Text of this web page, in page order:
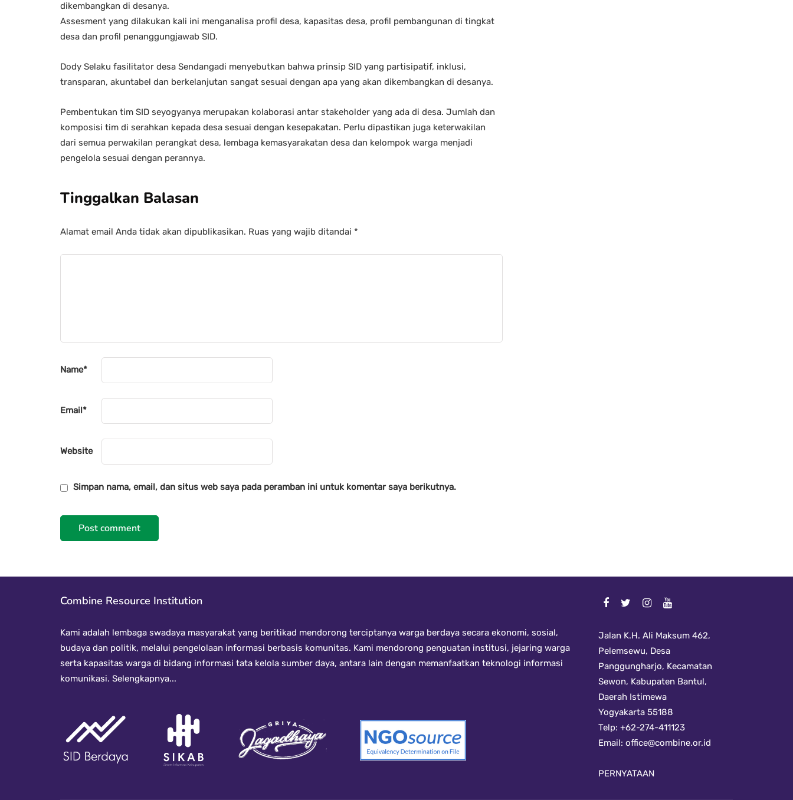
dikembangkan di desanya.
Assesment yang dilakukan kali ini menganalisa profil desa, kapasitas desa, profil pembangunan di tingkat
desa dan profil penanggungjawab SID.
Dody Selaku fasilitator desa Sendangadi menyebutkan bahwa prinsip SID yang partisipatif, inklusi,
transparan, akuntabel dan berkelanjutan sangat sesuai dengan apa yang akan dikembangkan di desanya.
Pembentukan tim SID seyogyanya merupakan kolaborasi antar stakeholder yang ada di desa. Jumlah dan
komposisi tim di serahkan kepada desa sesuai dengan kesepakatan. Perlu dipastikan juga keterwakilan
dari semua perwakilan perangkat desa, lembaga kemasyarakatan desa dan kelompok warga menjadi
pengelola sesuai dengan perannya.
Tinggalkan Balasan
Alamat email Anda tidak akan dipublikasikan. Ruas yang wajib ditandai *
Name*
Email*
Website
Simpan nama, email, dan situs web saya pada peramban ini untuk komentar saya berikutnya.
Combine Resource Institution
Kami adalah lembaga swadaya masyarakat yang beritikad mendorong terciptanya warga berdaya secara ekonomi, sosial,
budaya dan politik, melalui pengelolaan informasi berbasis komunitas. Kami mendorong penguatan institusi, jejaring warga
serta kapasitas warga di bidang informasi tata kelola sumber daya, antara lain dengan memanfaatkan teknologi informasi
komunikasi. Selengkapnya...
Jalan K.H. Ali Maksum 462,
Pelemsewu, Desa
Panggungharjo, Kecamatan
Sewon, Kabupaten Bantul,
Daerah Istimewa
Yogyakarta 55188
Telp: +62-274-411123
Email: office@combine.or.id
PERNYATAAN